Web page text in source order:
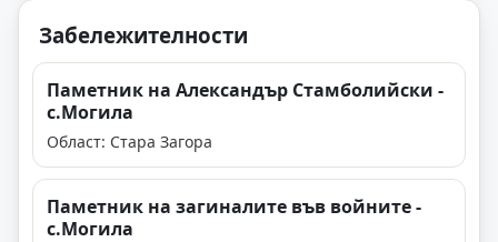
Забележителности
Паметник на Александър Стамболийски -
с.Могила
Област: Стара Загора
Паметник на загиналите във войните -
с.Могила